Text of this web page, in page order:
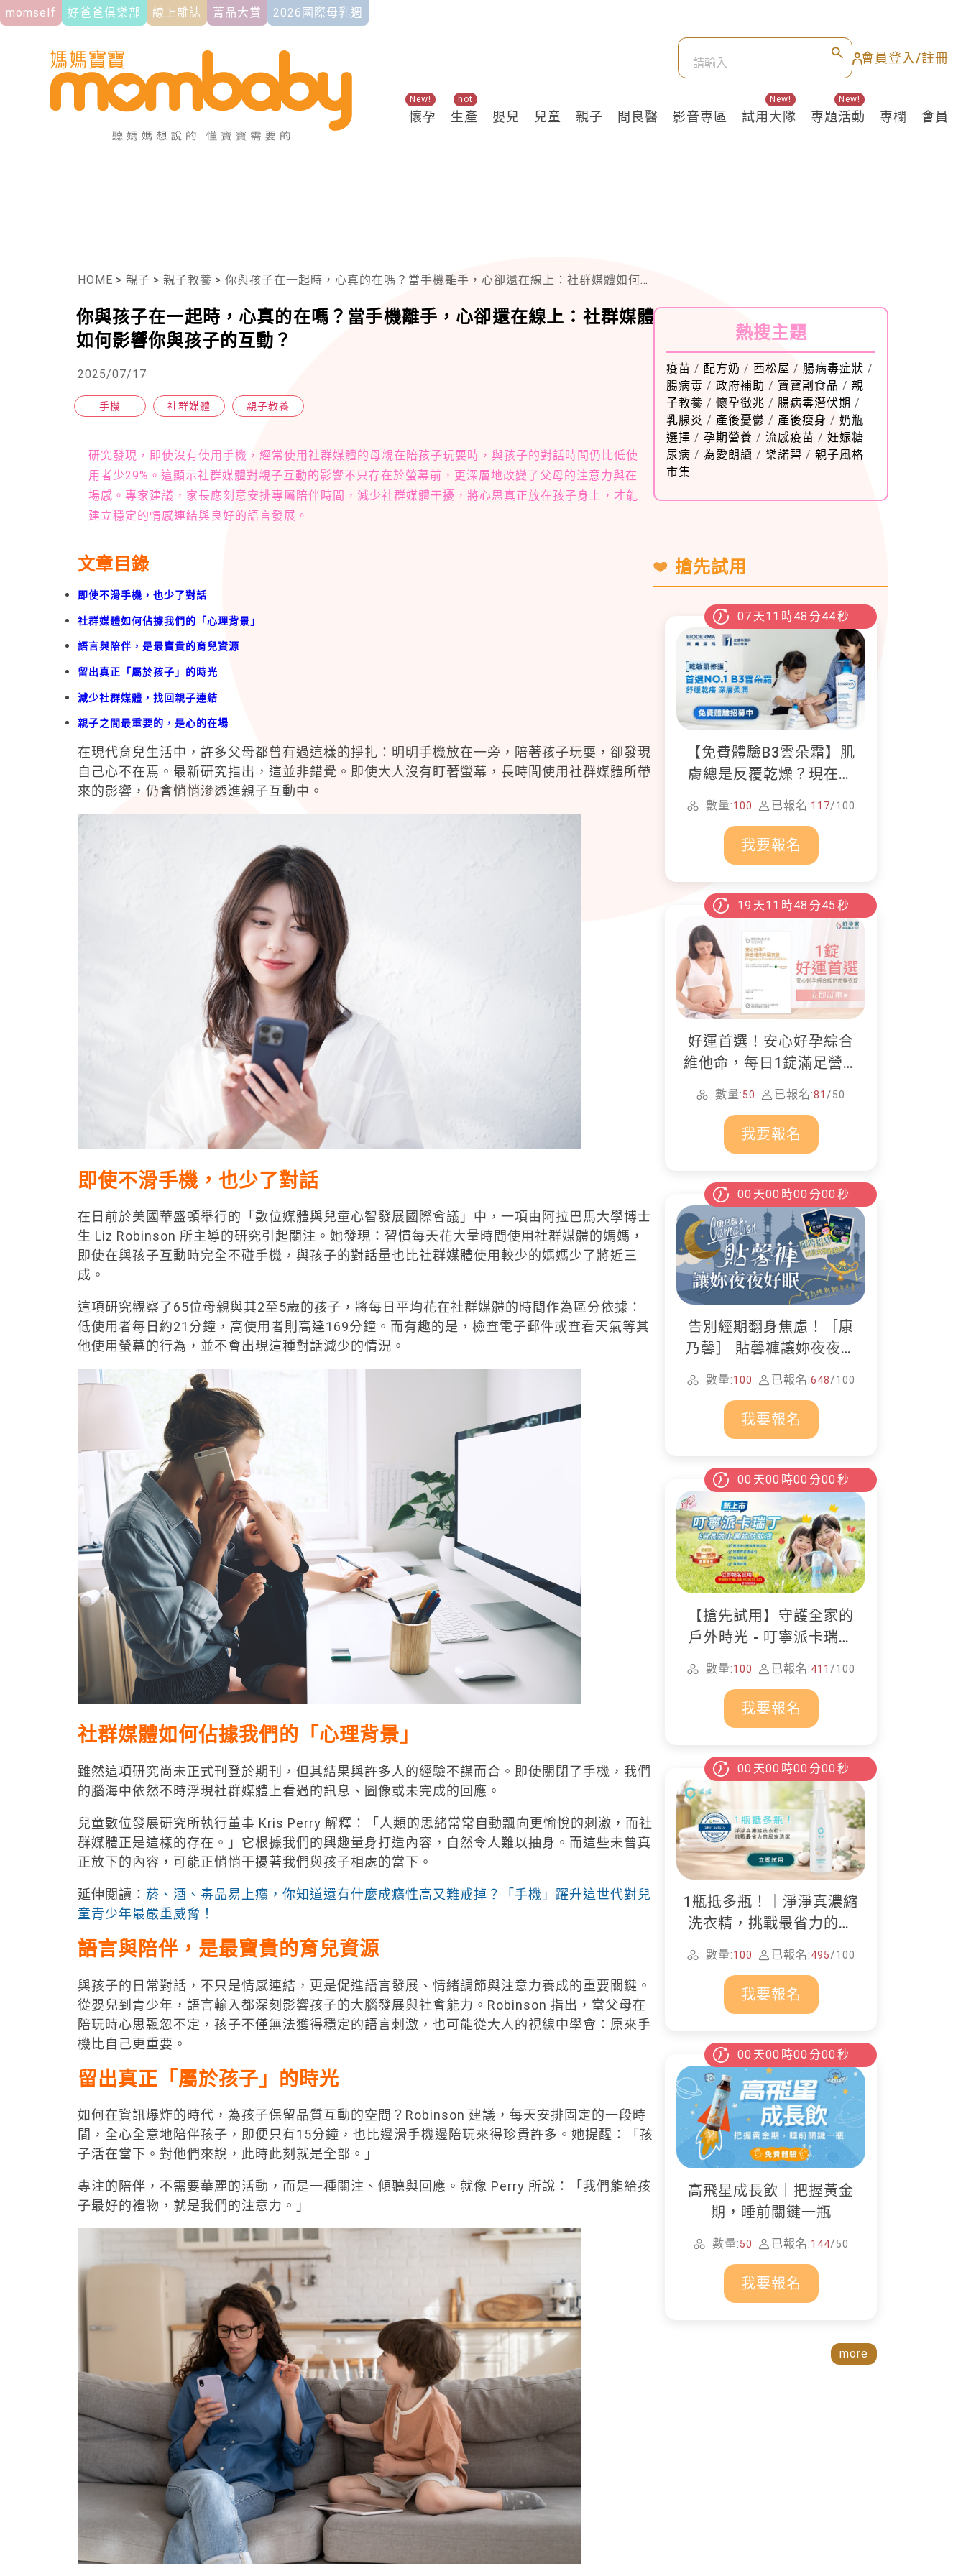
momself 好爸爸俱樂部 線上雜誌 菁品大賞 2026國際母乳週
會員登入/註冊
懷孕
New!
生產
hot
嬰兒 兒童 親子 問良醫 影音專區 試用大隊
New!
專題活動
New!
專欄 會員
HOME > 親子 > 親子教養 > 你與孩子在一起時，心真的在嗎？當手機離手，心卻還在線上：社群媒體如何影響你與孩子的互動？
你與孩子在一起時，心真的在嗎？當手機離手，心卻還在線上：社群媒體
如何影響你與孩子的互動？
2025/07/17
手機 社群媒體 親子教養
研究發現，即使沒有使用手機，經常使用社群媒體的母親在陪孩子玩耍時，與孩子的對話時間仍比低使
用者少29%。這顯示社群媒體對親子互動的影響不只存在於螢幕前，更深層地改變了父母的注意力與在
場感。專家建議，家長應刻意安排專屬陪伴時間，減少社群媒體干擾，將心思真正放在孩子身上，才能
建立穩定的情感連結與良好的語言發展。
文章目錄
即使不滑手機，也少了對話
社群媒體如何佔據我們的「心理背景」
語言與陪伴，是最寶貴的育兒資源
留出真正「屬於孩子」的時光
減少社群媒體，找回親子連結
親子之間最重要的，是心的在場
在現代育兒生活中，許多父母都曾有過這樣的掙扎：明明手機放在一旁，陪著孩子玩耍，卻發現
自己心不在焉。最新研究指出，這並非錯覺。即使大人沒有盯著螢幕，長時間使用社群媒體所帶
來的影響，仍會悄悄滲透進親子互動中。
即使不滑手機，也少了對話
在日前於美國華盛頓舉行的「數位媒體與兒童心智發展國際會議」中，一項由阿拉巴馬大學博士
生 Liz Robinson 所主導的研究引起關注。她發現：習慣每天花大量時間使用社群媒體的媽媽，
即使在與孩子互動時完全不碰手機，與孩子的對話量也比社群媒體使用較少的媽媽少了將近三
成。
這項研究觀察了65位母親與其2至5歲的孩子，將每日平均花在社群媒體的時間作為區分依據：
低使用者每日約21分鐘，高使用者則高達169分鐘。而有趣的是，檢查電子郵件或查看天氣等其
他使用螢幕的行為，並不會出現這種對話減少的情況。
社群媒體如何佔據我們的「心理背景」
雖然這項研究尚未正式刊登於期刊，但其結果與許多人的經驗不謀而合。即使關閉了手機，我們
的腦海中依然不時浮現社群媒體上看過的訊息、圖像或未完成的回應。
兒童數位發展研究所執行董事 Kris Perry 解釋：「人類的思緒常常自動飄向更愉悅的刺激，而社
群媒體正是這樣的存在。」它根據我們的興趣量身打造內容，自然令人難以抽身。而這些未曾真
正放下的內容，可能正悄悄干擾著我們與孩子相處的當下。
延伸閱讀： 菸、酒、毒品易上癮，你知道還有什麼成癮性高又難戒掉？「手機」躍升這世代對兒
童青少年最嚴重威脅！
語言與陪伴，是最寶貴的育兒資源
與孩子的日常對話，不只是情感連結，更是促進語言發展、情緒調節與注意力養成的重要關鍵。
從嬰兒到青少年，語言輸入都深刻影響孩子的大腦發展與社會能力。Robinson 指出，當父母在
陪玩時心思飄忽不定，孩子不僅無法獲得穩定的語言刺激，也可能從大人的視線中學會：原來手
機比自己更重要。
留出真正「屬於孩子」的時光
如何在資訊爆炸的時代，為孩子保留品質互動的空間？Robinson 建議，每天安排固定的一段時
間，全心全意地陪伴孩子，即便只有15分鐘，也比邊滑手機邊陪玩來得珍貴許多。她提醒：「孩
子活在當下。對他們來說，此時此刻就是全部。」
專注的陪伴，不需要華麗的活動，而是一種關注、傾聽與回應。就像 Perry 所說：「我們能給孩
子最好的禮物，就是我們的注意力。」
熱搜主題
疫苗 / 配方奶 / 西松屋 / 腸病毒症狀 /
腸病毒 / 政府補助 / 寶寶副食品 / 親
子教養 / 懷孕徵兆 / 腸病毒潛伏期 /
乳腺炎 / 產後憂鬱 / 產後瘦身 / 奶瓶
選擇 / 孕期營養 / 流感疫苗 / 妊娠糖
尿病 / 為愛朗讀 / 樂諾碧 / 親子風格
市集
搶先試用
07 天11 時48 分42秒
【免費體驗B3雲朵霜】肌
膚總是反覆乾燥？現在就
加入貝膚黛瑪修護體驗計
畫！
數量:100 已報名:117/100
我要報名
19 天11 時48 分43 秒
好運首選！安心好孕綜合
維他命，每日1錠滿足營養
所需
數量:50 已報名:81 /50
我要報名
00 天00 時00 分00 秒
告別經期翻身焦慮！［康
乃馨］ 貼馨褲讓妳夜夜好
數量:100 已報名:648/100
我要報名
00 天00 時00 分00 秒
【搶先試用】守護全家的
戶外時光 - 叮寧派卡瑞丁
防蚊液
數量:100 已報名:411 /100
我要報名
00 天00 時00 分00 秒
1瓶抵多瓶！｜淨淨真濃縮
洗衣精，挑戰最省力的居
家清潔
數量:100 已報名:495/100
我要報名
00 天00 時00 分00 秒
高飛星成長飲｜把握黃金
期，睡前關鍵一瓶
數量:50 已報名:144/50
我要報名
more